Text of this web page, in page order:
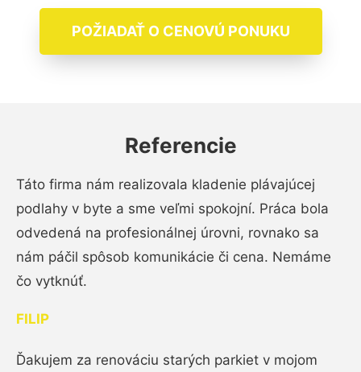
POŽIADAŤ O CENOVÚ PONUKU
Referencie
Táto firma nám realizovala kladenie plávajúcej
podlahy v byte a sme veľmi spokojní. Práca bola
odvedená na profesionálnej úrovni, rovnako sa
nám páčil spôsob komunikácie či cena. Nemáme
čo vytknúť.
FILIP
Ďakujem za renováciu starých parkiet v mojom